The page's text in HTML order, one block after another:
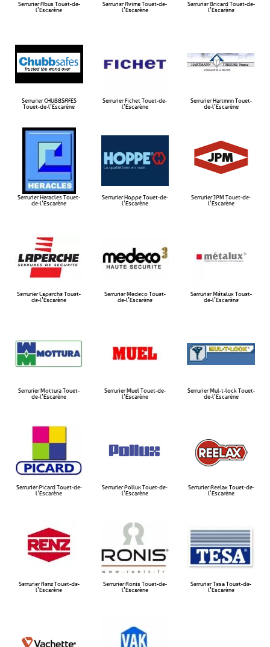
Serrurier Abus Touet-de-
l’Escarène
Serrurier Avima Touet-de-
l’Escarène​
Serrurier Bricard Touet-de-
l’Escarène​
Serrurier CHUBBSAFES
Touet-de-l’Escarène​
Serrurier Fichet Touet-de-
l’Escarène​
Serrurier Hartmnn Touet-
de-l’Escarène​
Serrurier Heracles Touet-
de-l’Escarène​
Serrurier Hoppe Touet-de-
l’Escarène​
Serrurier JPM Touet-de-
l’Escarène​
Serrurier Laperche Touet-
de-l’Escarène​
Serrurier Medeco Touet-
de-l’Escarène​
Serrurier Métalux Touet-
de-l’Escarène​
Serrurier Mottura Touet-
de-l’Escarène​
Serrurier Muel Touet-de-
l’Escarène​
Serrurier Mul-t-lock Touet-
de-l’Escarène​
Serrurier Picard Touet-de-
l’Escarène
Serrurier Pollux Touet-de-
l’Escarène​
Serrurier Reelax Touet-de-
l’Escarène​
Serrurier Renz Touet-de-
l’Escarène
Serrurier Ronis Touet-de-
l’Escarène
Serrurier Tesa Touet-de-
l’Escarène